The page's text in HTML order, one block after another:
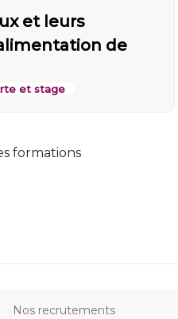
et leurs
de
et stage
formations
Nos recrutements